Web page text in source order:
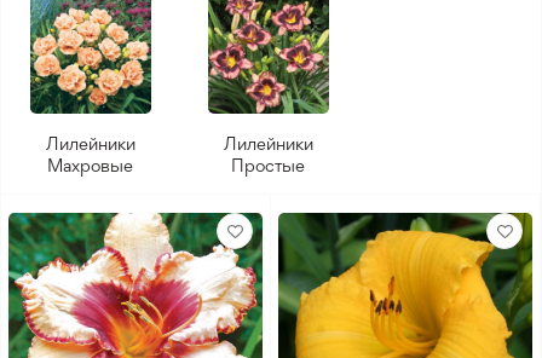
Лилейники
Махровые
Лилейники
Простые